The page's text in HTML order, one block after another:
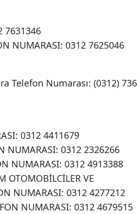
7631346
NUMARASI: 0312 7625046
Telefon Numarası: (0312) 736
0312 4411679
NUMARASI: 0312 2326266
NUMARASI: 0312 4913388
OTOMOBİLCİLER VE
NUMARASI: 0312 4277212
NUMARASI: 0312 4679515